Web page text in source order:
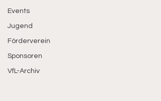
Events
Jugend
Förderverein
Sponsoren
VfL-Archiv